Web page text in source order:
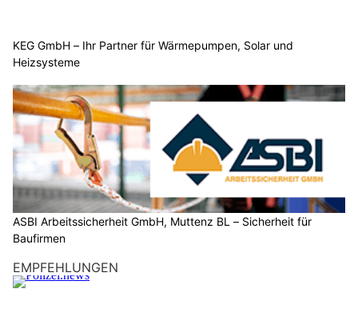
KEG GmbH – Ihr Partner für Wärmepumpen, Solar und
Heizsysteme
ASBI Arbeitssicherheit GmbH, Muttenz BL – Sicherheit für
Baufirmen
EMPFEHLUNGEN